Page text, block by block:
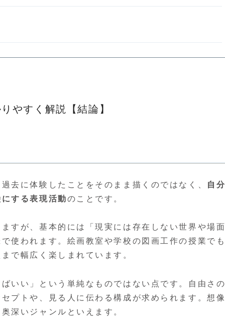
やすく解説【結論】
去に体験したことをそのまま描くのではなく、
自
する表現活動のことです。
すが、基本的には「現実には存在しない世界や場
使われます。絵画教室や学校の図画工作の授業で
で幅広く楽しまれています。
いい」という単純なものではない点です。自由さ
プトや、見る人に伝わる構成が求められます。想
深いジャンルといえます。